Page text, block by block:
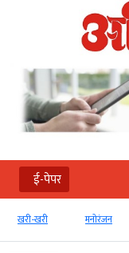
ई-पेपर
मनोरंजन खेल